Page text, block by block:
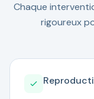
Chaque
rigoureux